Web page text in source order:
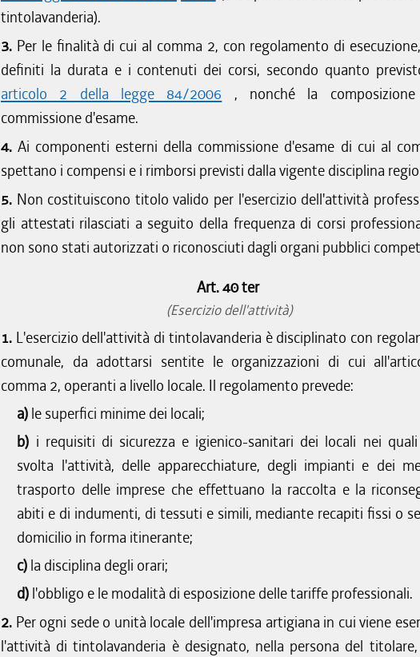
tintolavanderia).
3. Per le finalità di cui al comma 2, con regolamento di
definiti la durata e i contenuti dei corsi, secondo quanto
articolo 2 della legge 84/2006 , nonché la
commissione d'esame.
4.Ai componenti esterni della commissione d'esame di cui al
spettano i compensi e i rimborsi previsti dalla vigente disciplina
5. Non costituiscono titolo valido per l'esercizio dell'attività
gli attestati rilasciati a seguito della frequenza di corsi
non sono stati autorizzati o riconosciuti dagli organi pubblici
Art. 40 ter
(Esercizio dell'attività)
1. L'esercizio dell'attività di tintolavanderia è disciplinato con
comunale, da adottarsi sentite le organizzazioni di cui
comma 2, operanti a livello locale. Il regolamento prevede:
a) le superfici minime dei locali;
b) i requisiti di sicurezza e igienico-sanitari dei locali nei
svolta l'attività, delle apparecchiature, degli impianti e dei
trasporto delle imprese che effettuano la raccolta e la
abiti e di indumenti, di tessuti e simili, mediante recapiti fissi o
domicilio in forma itinerante;
c) la disciplina degli orari;
d) l'obbligo e le modalità di esposizione delle tariffe professionali.
2. Per ogni sede o unità locale dell'impresa artigiana in cui viene
l'attività di tintolavanderia è designato, nella persona del